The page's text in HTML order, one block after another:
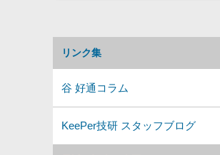
リンク集
谷 好通コラム
KeePer技研 スタッフブログ